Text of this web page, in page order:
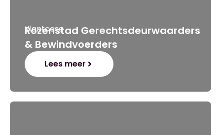
Klantcase
Rozenstad Gerechtsdeurwaarders
& Bewindvoerders
Lees meer